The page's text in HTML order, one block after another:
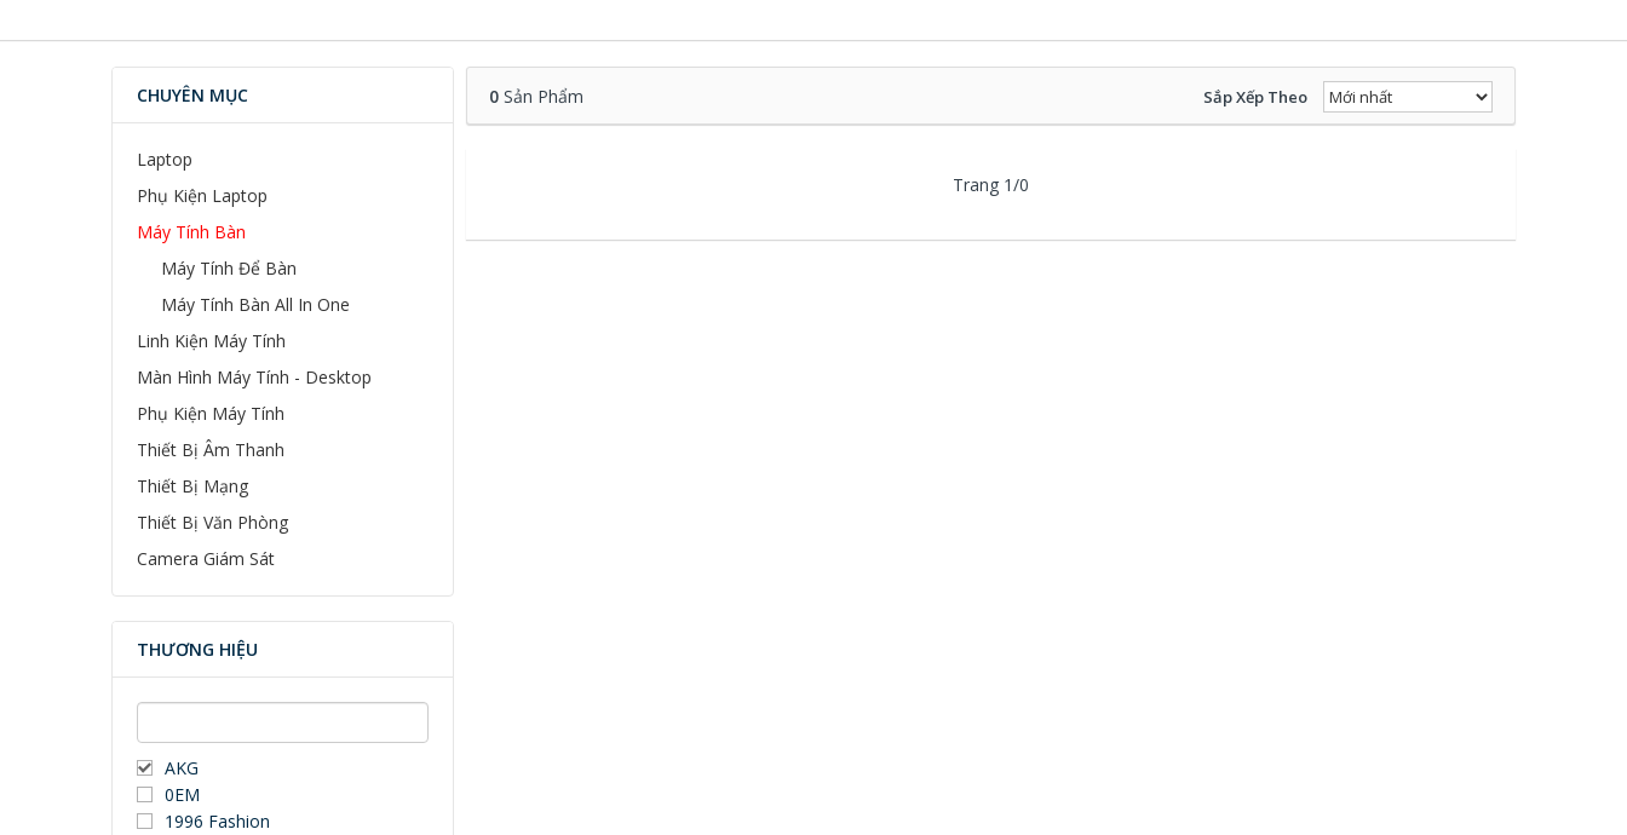
CHUYÊN MỤC
Laptop
Phụ Kiện Laptop
Máy Tính Bàn
Máy Tính Để Bàn
Máy Tính Bàn All In One
Linh Kiện Máy Tính
Màn Hình Máy Tính - Desktop
Phụ Kiện Máy Tính
Thiết Bị Âm Thanh
Thiết Bị Mạng
Thiết Bị Văn Phòng
Camera Giám Sát
THƯƠNG HIỆU
AKG
0EM
1996 Fashion
0Sản Phẩm Sắp Xếp Theo
Trang 1/0